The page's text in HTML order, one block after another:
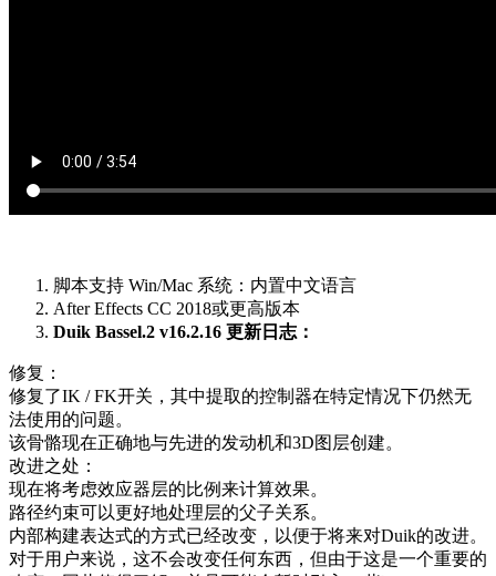
脚本支持 Win/Mac 系统：内置中文语言
After Effects CC 2018或更高版本
Duik Bassel.2 v16.2.16 更新日志：
修复：
修复了IK / FK开关，其中提取的控制器在特定情况下仍然无
法使用的问题。
该骨骼现在正确地与先进的发动机和3D图层创建。
改进之处：
现在将考虑效应器层的比例来计算效果。
路径约束可以更好地处理层的父子关系。
内部构建表达式的方式已经改变，以便于将来对Duik的改进。
对于用户来说，这不会改变任何东西，但由于这是一个重要的